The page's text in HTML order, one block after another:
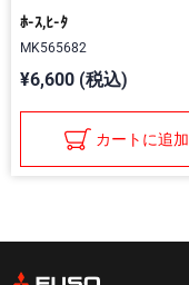
ﾎ-ｽ,ﾋ-ﾀ
MK565682
¥6,600 (税込)
カートに追加